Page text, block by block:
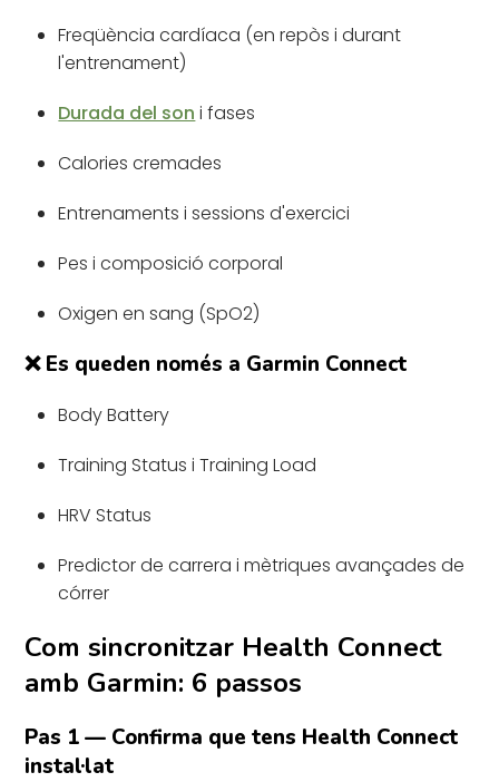
Freqüència cardíaca (en repòs i durant
l'entrenament)
Durada del son i fases
Calories cremades
Entrenaments i sessions d'exercici
Pes i composició corporal
Oxigen en sang (SpO2)
❌ Es queden només a Garmin Connect
Body Battery
Training Status i Training Load
HRV Status
Predictor de carrera i mètriques avançades de
córrer
Com sincronitzar Health Connect
amb Garmin: 6 passos
Pas 1 — Confirma que tens Health Connect
instal·lat